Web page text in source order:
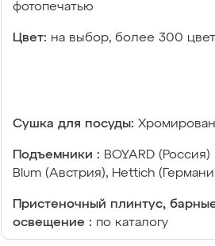
фотопечатью
Цвет: на выбор, более 300
Сушка для посуды:
Подъемники : BOYARD
Blum (Австрия), Hettich
Пристеночный плинтус,
освещение : по каталогу